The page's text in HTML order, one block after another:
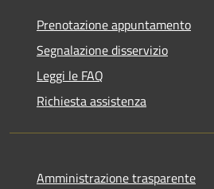
Prenotazione appuntamento
Segnalazione disservizio
Leggi le FAQ
Richiesta assistenza
Amministrazione trasparente